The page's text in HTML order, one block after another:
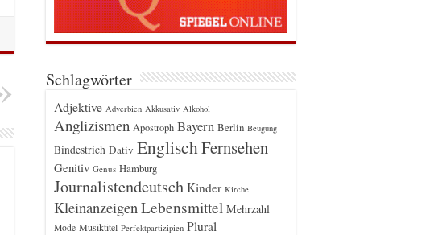
Schlagwörter
Adjektive Adverbien Akkusativ Alkohol
Anglizismen Apostroph Bayern Berlin Beugung
Bindestrich Dativ EnglischFernsehen
Genitiv Genus Hamburg
Journalistendeutsch Kinder Kirche
Kleinanzeigen Lebensmittel Mehrzahl
Mode Musiktitel Perfektpartizipien Plural